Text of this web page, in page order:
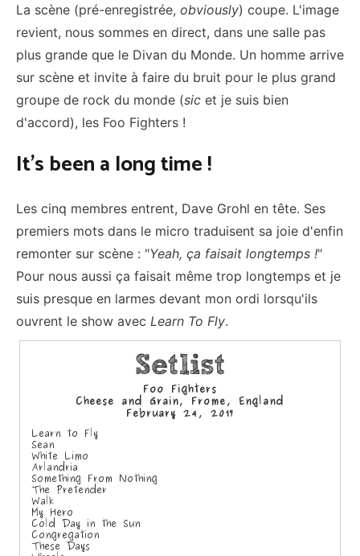
La scène (pré-enregistrée, obviously) coupe. L'image
revient, nous sommes en direct, dans une salle pas
plus grande que le Divan du Monde. Un homme arrive
sur scène et invite à faire du bruit pour le plus grand
groupe de rock du monde (sic et je suis bien
d'accord), les Foo Fighters !
It's been a long time !
Les cinq membres entrent, Dave Grohl en tête. Ses
premiers mots dans le micro traduisent sa joie d'enfin
remonter sur scène : "Yeah, ça faisait longtemps !"
Pour nous aussi ça faisait même trop longtemps et je
suis presque en larmes devant mon ordi lorsqu'ils
ouvrent le show avec Learn To Fly.